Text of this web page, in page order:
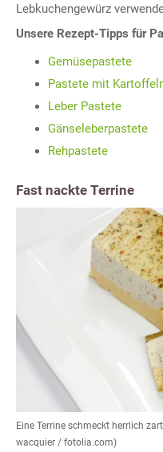
Lebkuchengewürz
Unsere Rezept-Tipps für
Gemüsepastete
Pastete mit
Leber Pastete
Gänseleberpastete
Rehpastete
Fast nackte Terrine
Eine Terrine schmeckt herrlich
wacquier / fotolia.com)